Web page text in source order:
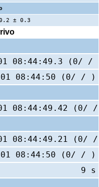
± 0.3
01 08:44:49.3 (0/ /
01 08:44:50 (0/ / )
01 08:44:49.42 (0/
01 08:44:49.21 (0/
01 08:44:50 (0/ / )
9 s